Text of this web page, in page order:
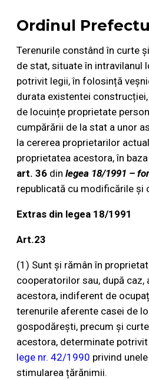
Ordinul
Terenurile constând în curte
de stat, situate în intravilanul
potrivit legii, în folosință
durata existentei
de locuințe proprietate
cumpărării de la stat a unor
la cererea proprietarilor
proprietatea acestora, în baza
art. 36 din legea 18/1991 –
republicată cu modificările și
Extras din legea 18/1991
Art.23
(1) Sunt și rămân în
cooperatorilor sau, după
acestora, indiferent de
terenurile aferente casei de
gospodărești, precum și
acestora, determinate potrivit
lege nr. 42/1990 privind
stimularea țărănimii.